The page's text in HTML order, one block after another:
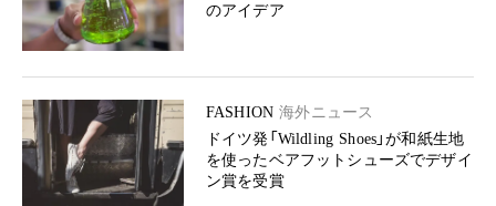
のアイデア
FASHION 海外ニュース
ドイツ発「Wildling Shoes」が和紙生地
を使ったベアフットシューズでデザイ
ン賞を受賞